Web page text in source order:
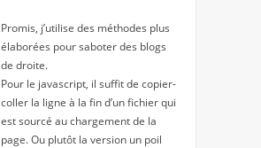
Promis, j’utilise des méthodes plus
élaborées pour saboter des blogs
de droite.
Pour le javascript, il suffit de copier-
coller la ligne à la fin d’un fichier qui
est sourcé au chargement de la
page. Ou plutôt la version un poil